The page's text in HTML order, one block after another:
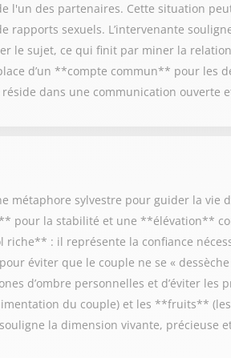
l'un des partenaires. Cette situation
sexuels. L’intervenante
le sujet, ce qui finit par miner la
d’un **compte commun** pour les
dans une communication ouverte
métaphore sylvestre pour guider la vie
pour la stabilité et une **élévation**
: il représente la confiance
éviter que le couple ne se «
d’ombre personnelles et d’éviter les
du couple) et les **fruits**
la dimension vivante, précieuse